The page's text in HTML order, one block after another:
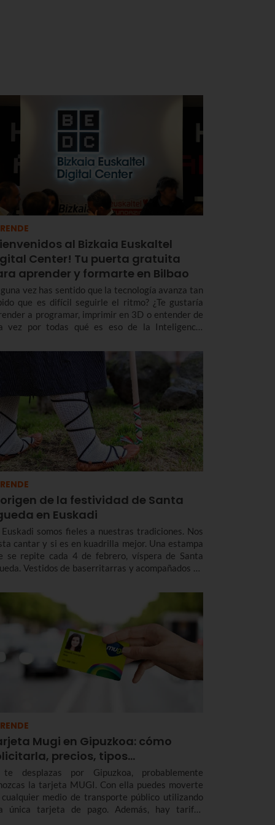
al Bizkaia Euskaltel
Center! Tu puerta gratuita
aprender y formarte en Bilbao
vez has sentido que la tecnología avanza tan
que es difícil seguirle el ritmo? ¿Te gustaría
a programar, imprimir en 3D o entender de
vez por todas qué es eso de la Inteligencia
competencias en el uso de móviles o apps?
origen de la festividad de Santa
en Euskadi
Euskadi somos fieles a nuestras tradiciones. Nos
cantar y si es en kuadrilla mejor. Una estampa
se repite cada 4 de febrero, víspera de Santa
Vestidos de baserritarras y acompañados de
en honor a la virgen y recaudando dinero
una causa benéfica. Te contamos la historia de
Águeda, cómo se celebra en Bilbao y en otras
de Euskadi para que no te pierdas Agate
Mugi en Gipuzkoa: cómo
precios, tipos…
desplazas por Gipuzkoa, probablemente
la tarjeta MUGI. Con ella puedes moverte
medio de transporte público utilizando
única tarjeta de pago. Además, hay tarifas